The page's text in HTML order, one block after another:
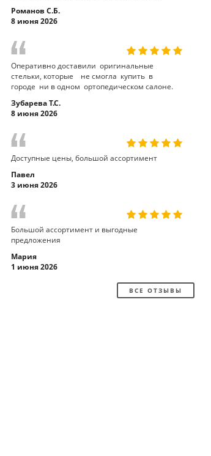
Романов С.Б.
8 июня 2026
Оперативно доставили оригинальные
стельки, которые не смогла купить в
городе ни в одном ортопедическом салоне.
Зубарева Т.С.
8 июня 2026
Доступные цены, большой ассортимент
Павел
3 июня 2026
Большой ассортимент и выгодные
предложения
Мария
1 июня 2026
ВСЕ ОТЗЫВЫ